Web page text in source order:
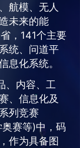
航模、无人
未来的能
，141个主要
统、问道平
息化系统。
、内容、工
、信息化及
列竞赛
奥赛等)中，码
作为具备图